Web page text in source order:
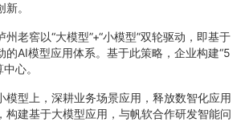
。
老窖以“大模型”+“小模型”双轮驱动，即基于
的AI模型应用体系。基于此策略，企业构建“5
心。
模型上，深耕业务场景应用，释放数智化应用
构建基于大模型应用，与帆软合作研发智能问